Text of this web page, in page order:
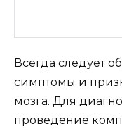
Всегда следует
симптомы и
мозга. Для
проведение